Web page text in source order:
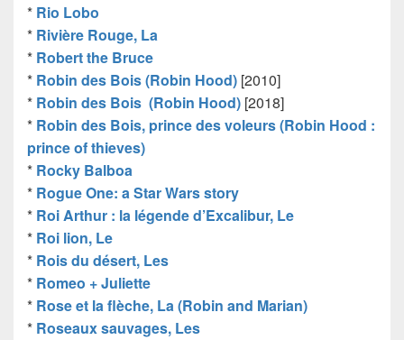
* Rio Lobo
* Rivière Rouge, La
* Robert the Bruce
* Robin des Bois (Robin Hood) [2010]
* Robin des Bois (Robin Hood) [2018]
* Robin des Bois, prince des voleurs (Robin Hood :
prince of thieves)
* Rocky Balboa
* Rogue One: a Star Wars story
* Roi Arthur : la légende d’Excalibur, Le
* Roi lion, Le
* Rois du désert, Les
* Romeo + Juliette
* Rose et la flèche, La (Robin and Marian)
* Roseaux sauvages, Les